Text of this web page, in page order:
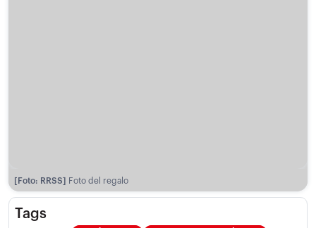
[Foto: RRSS] Foto del regalo
Tags